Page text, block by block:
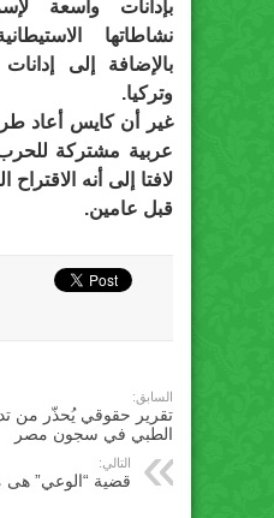
بإدانات واسعة
نشاطاتها
بالإضافة إلى
وتركيا.
غير أن كايس أعاد
عربية مشتركة
لافتا إلى أنه
قبل عامين.
السابق:
تقرير حقوقي يُحذّر من
الطبي في سجون مصر
التالي:
قضية “الوعي” هى